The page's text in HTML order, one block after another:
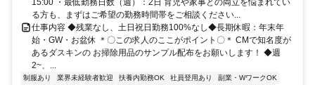
15:00 ・最低勤務日数（週）：2日 育児や家事との両立を悩まれてい
る方も、まずはご希望の勤務時間帯をご相談ください...
仕事内容 ◆残業なし、土日祝日勤務100%なし◆長期休暇：年末年
始・GW・お盆休 ＊〇この求人のここがポイント〇＊ CMで知名度が
あるダスキンの お掃除用品のサンプル配布をお願いします！ ◆週
2~、...
制服あり 業界未経験者歓迎 扶養内勤務OK 社員登用あり
副業・WワークOK